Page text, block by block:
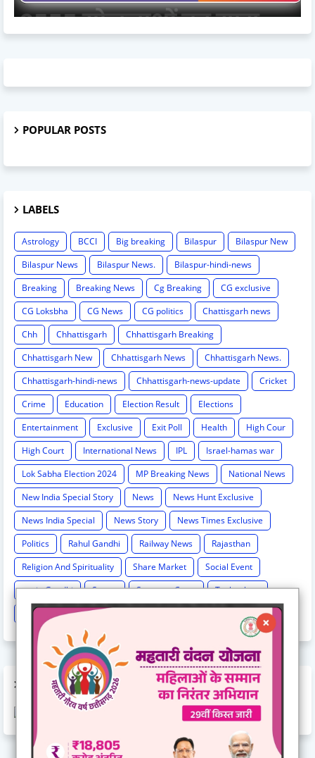
POPULAR POSTS
LABELS
Astrology BCCI Big breaking Bilaspur
Bilaspur New
Bilaspur News
Bilaspur News.
Bilaspur-hindi-news
Breaking
Breaking News Cg Breaking
CG exclusive
CG Loksbha
CG News CG politics
Chattisgarh news
Chh
Chhattisgarh
Chhattisgarh Breaking
Chhattisgarh New
Chhattisgarh News
Chhattisgarh News.
Chhattisgarh-hindi-news
Chhattisgarh-news-update
Cricket
Crime
Education Election Result
Elections
Entertainment
Exclusive Exit Poll Health
High Cour
High Court
International News IPL
Israel-hamas war
Lok Sabha Election 2024
MP Breaking News
National News
New India Special Story
News
News Hunt Exclusive
News India Special
News Story
News Times Exclusive
Politics
Rahul Gandhi Railway News
Rajasthan
Religion And Spirituality
Share Market
Social Event
sonia Gandhi
Sports Supreme Court
Technology
Train Cancel
Uttarpradesh
AD CODE